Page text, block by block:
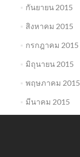
กันยายน 2015
สิงหาคม 2015
กรกฎาคม 2015
มิถุนายน 2015
พฤษภาคม 2015
มีนาคม 2015